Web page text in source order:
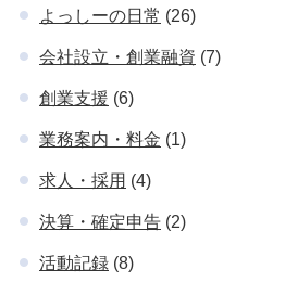
よっしーの日常 (26)
会社設立・創業融資 (7)
創業支援 (6)
業務案内・料金 (1)
求人・採用 (4)
決算・確定申告 (2)
活動記録 (8)